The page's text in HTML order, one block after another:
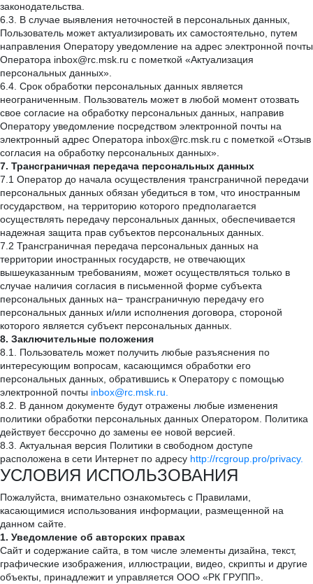
законодательства.
6.3. В случае выявления неточностей в персональных данных,
Пользователь может актуализировать их самостоятельно, путем
направления Оператору уведомление на адрес электронной почты
Оператора inbox@rc.msk.ru с пометкой «Актуализация
персональных данных».
6.4. Срок обработки персональных данных является
неограниченным. Пользователь может в любой момент отозвать
свое согласие на обработку персональных данных, направив
Оператору уведомление посредством электронной почты на
электронный адрес Оператора inbox@rc.msk.ru с пометкой «Отзыв
согласия на обработку персональных данных».
7. Трансграничная передача персональных данных
7.1 Оператор до начала осуществления трансграничной передачи
персональных данных обязан убедиться в том, что иностранным
государством, на территорию которого предполагается
осуществлять передачу персональных данных, обеспечивается
надежная защита прав субъектов персональных данных.
7.2 Трансграничная передача персональных данных на
территории иностранных государств, не отвечающих
вышеуказанным требованиям, может осуществляться только в
случае наличия согласия в письменной форме субъекта
персональных данных на− трансграничную передачу его
персональных данных и/или исполнения договора, стороной
которого является субъект персональных данных.
8. Заключительные положения
8.1. Пользователь может получить любые разъяснения по
интересующим вопросам, касающимся обработки его
персональных данных, обратившись к Оператору с помощью
электронной почты inbox@rc.msk.ru.
8.2. В данном документе будут отражены любые изменения
политики обработки персональных данных Оператором. Политика
действует бессрочно до замены ее новой версией.
8.3. Актуальная версия Политики в свободном доступе
расположена в сети Интернет по адресу http://rcgroup.pro/privacy.
УСЛОВИЯ ИСПОЛЬЗОВАНИЯ
Пожалуйста, внимательно ознакомьтесь с Правилами,
касающимися использования информации, размещенной на
данном сайте.
1. Уведомление об авторских правах
Сайт и содержание сайта, в том числе элементы дизайна, текст,
графические изображения, иллюстрации, видео, скрипты и другие
объекты, принадлежит и управляется ООО «РК ГРУПП».